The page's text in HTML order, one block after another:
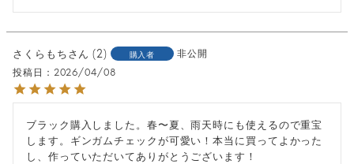
さくらもち 2 購入者
非公開
投稿日
2026/04/08
ブラック購入しました。春〜夏、雨天時にも使えるので重宝
します。ギンガムチェックが可愛い！本当に買ってよかった
し、作っていただいてありがとうございます！